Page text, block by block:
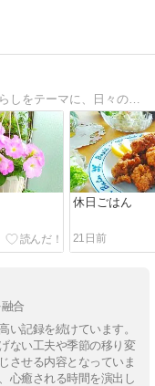
心がぽかぽか温かく感じられるような暮らしをテーマに、日々のお弁当、趣味のガーデニング、お茶時間など写真で綴っています♪
休日ごはん
21日前
合
い記録を続けています。
ない工夫や季節の移り変
させる内容となっていま
心癒される時間を演出し